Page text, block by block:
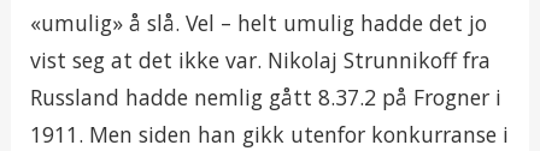
«umulig» å slå. Vel – helt umulig hadde det jo
vist seg at det ikke var. Nikolaj Strunnikoff fra
Russland hadde nemlig gått 8.37.2 på Frogner i
1911. Men siden han gikk utenfor konkurranse i